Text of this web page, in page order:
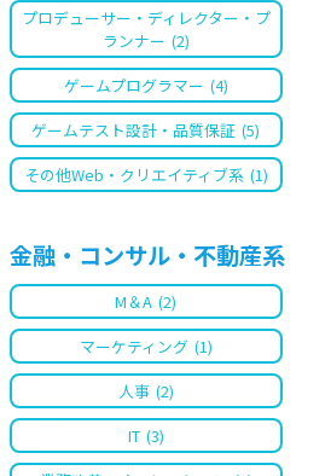
プロデューサー・ディレクター・プ
ランナー (2)
ゲームプログラマー (4)
ゲームテスト設計・品質保証 (5)
その他Web・クリエイティブ系 (1)
金融・コンサル・不動産系
M＆A (2)
マーケティング (1)
人事 (2)
IT (3)